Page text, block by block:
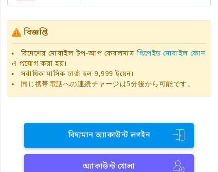
বিজ্ঞপ্তি
বিদেশের মোবাইল টপ-আপ কেবলমাত্র প্রিপেইড মোবাইল ফোন
এ প্রয়োগ করা হয়।
সর্বাধিক মাসিক চার্জ হল 9,999 ইয়েন৷
同じ携帯電話への連続チャージは5分後から可能です。
বিদ্যমান অ্যাকাউন্ট লগইন
অ্যাকাউন্ট খোলা